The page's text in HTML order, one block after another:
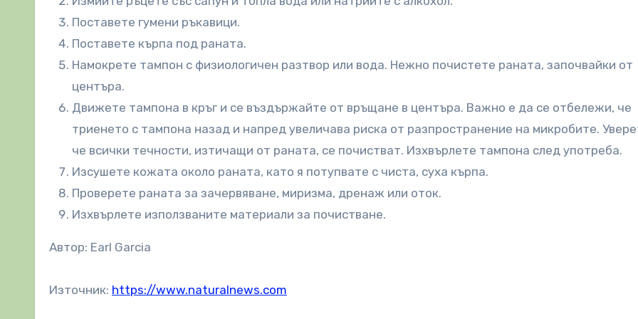
Поставете гумени ръкавици.
Поставете кърпа под раната.
Намокрете тампон с физиологичен разтвор или вода. Нежно почистете раната, започвайки от
центъра.
Движете тампона в кръг и се въздържайте от връщане в центъра. Важно е да се отбележи, че
триенето с тампона назад и напред увеличава риска от разпространение на микробите.
че всички течности, изтичащи от раната, се почистват. Изхвърлете тампона след употреба.
Изсушете кожата около раната, като я потупвате с чиста, суха кърпа.
Проверете раната за зачервяване, миризма, дренаж или оток.
Изхвърлете използваните материали за почистване.
Автор: Earl Garcia
Източник: https://www.naturalnews.com